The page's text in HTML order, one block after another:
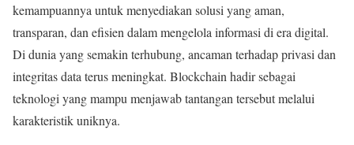
kemampuannya untuk menyediakan solusi yang aman,
transparan, dan efisien dalam mengelola informasi di era digital.
Di dunia yang semakin terhubung, ancaman terhadap privasi dan
integritas data terus meningkat. Blockchain hadir sebagai
teknologi yang mampu menjawab tantangan tersebut melalui
karakteristik uniknya.